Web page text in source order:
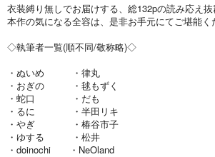
衣装縛り無しでお届けする、総132pの読み応え抜
本作の気になる全容は、是非お手元にてご堪能く
◇執筆者一覧(順不同/敬称略)◇
・ぬいめ ・律丸
・おぎの ・毬もずく
・蛇口 ・だも
・るに ・半田リキ
・やぎ ・椿谷市子
・ゆする ・松井
・doinochi ・NeOland